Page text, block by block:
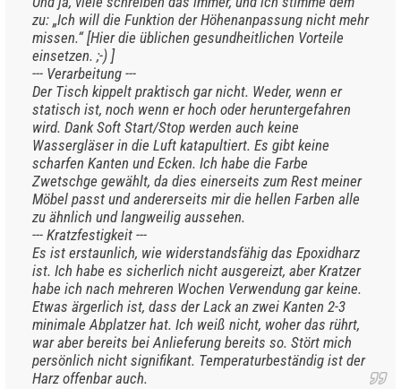
zu: „Ich will die Funktion der Höhenanpassung nicht mehr
missen.“ [Hier die üblichen gesundheitlichen Vorteile
einsetzen. ;-) ]
--- Verarbeitung ---
Der Tisch kippelt praktisch gar nicht. Weder, wenn er
statisch ist, noch wenn er hoch oder heruntergefahren
wird. Dank Soft Start/Stop werden auch keine
Wassergläser in die Luft katapultiert. Es gibt keine
scharfen Kanten und Ecken. Ich habe die Farbe
Zwetschge gewählt, da dies einerseits zum Rest meiner
Möbel passt und andererseits mir die hellen Farben alle
zu ähnlich und langweilig aussehen.
--- Kratzfestigkeit ---
Es ist erstaunlich, wie widerstandsfähig das Epoxidharz
ist. Ich habe es sicherlich nicht ausgereizt, aber Kratzer
habe ich nach mehreren Wochen Verwendung gar keine.
Etwas ärgerlich ist, dass der Lack an zwei Kanten 2-3
minimale Abplatzer hat. Ich weiß nicht, woher das rührt,
war aber bereits bei Anlieferung bereits so. Stört mich
persönlich nicht signifikant. Temperaturbeständig ist der
Harz offenbar auch.